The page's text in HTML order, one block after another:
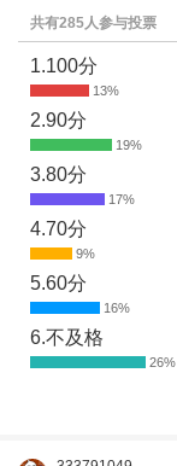
共有285人参与投票
1.100分
2.90分
3.80分
4.70分
5.60分
6.不及格